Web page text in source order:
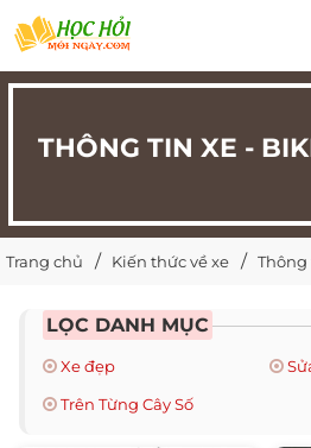
THÔNG TIN XE -
Trang chủ Kiến thức về xe Thông
LỌC DANH MỤC
Xe đẹp
Trên Từng Cây Số